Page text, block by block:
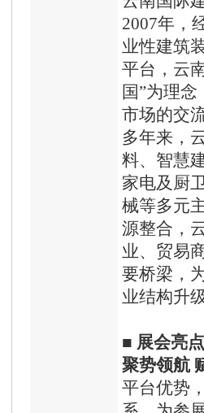
2007年，
业性建筑
平台，云
国”为理
市场的交
多年来，
料、智慧
家电及厨
械等多元
源整合，
业、贸易
要桥梁，
业结构升
■ 展会亮点
聚势领航
平台优势